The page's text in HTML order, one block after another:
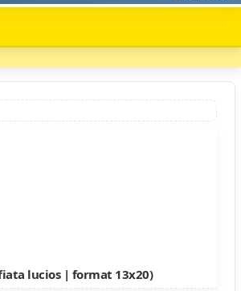
lucios | format 13x20)